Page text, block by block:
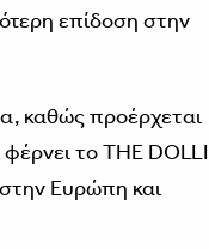
επίδοση στην
καθώς προέρχεται
φέρνει το THE DOLLI
Ευρώπη και